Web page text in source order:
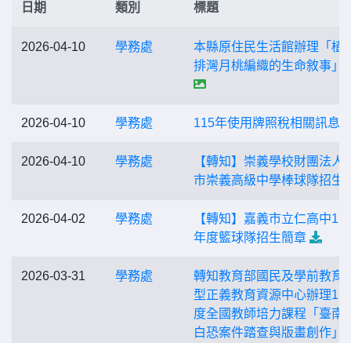
日期 類別 標題
2026-04-10 學務處
本縣原住民生活館辦理「植
排灣月桃編織的生命敘事」
2026-04-10 學務處 115年使用牌照稅相關訊息
2026-04-10 學務處
【轉知】崇義學校財團法人
市崇義高級中學棒球隊招生
2026-04-02 學務處
【轉知】嘉義市立仁高中
年度籃球隊招生簡章
2026-03-31 學務處
轉知教育部國民及學前教育
型正義教育資源中心辦理
度全國教師培力課程「臺南
白恐案件踏查與版畫創作」